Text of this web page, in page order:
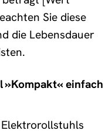
Sie diese
die Lebensdauer
einfach